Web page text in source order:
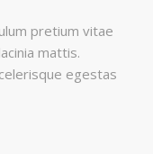
pretium vitae
mattis.
egestas